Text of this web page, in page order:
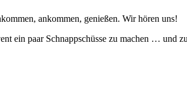
ankommen, genießen. Wir hören uns!
ein paar Schnappschüsse zu machen … und